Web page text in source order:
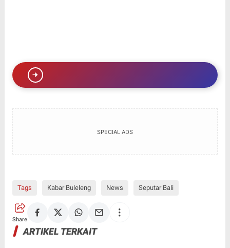
SPECIAL ADS
Tags Kabar Buleleng News Seputar Bali
Share
ARTIKEL TERKAIT